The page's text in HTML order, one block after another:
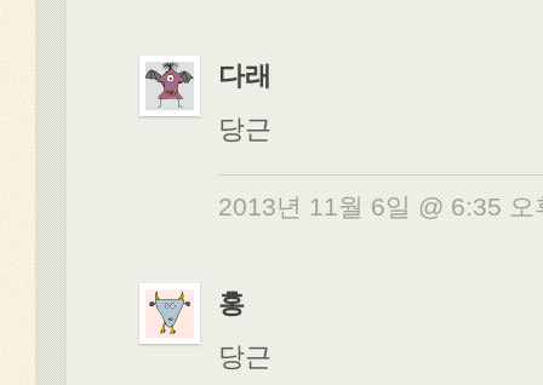
다래
당근
2013년 11월 6일 @ 6:35
홍
당근